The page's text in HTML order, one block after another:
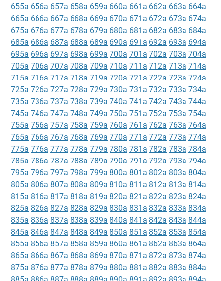
655a 656a 657a 658a 659a 660a 661a 662a 663a 664a
665a 666a 667a 668a 669a 670a 671a 672a 673a 674a
675a 676a 677a 678a 679a 680a 681a 682a 683a 684a
685a 686a 687a 688a 689a 690a 691a 692a 693a 694a
695a 696a 697a 698a 699a 700a 701a 702a 703a 704a
705a 706a 707a 708a 709a 710a 711a 712a 713a 714a
715a 716a 717a 718a 719a 720a 721a 722a 723a 724a
725a 726a 727a 728a 729a 730a 731a 732a 733a 734a
735a 736a 737a 738a 739a 740a 741a 742a 743a 744a
745a 746a 747a 748a 749a 750a 751a 752a 753a 754a
755a 756a 757a 758a 759a 760a 761a 762a 763a 764a
765a 766a 767a 768a 769a 770a 771a 772a 773a 774a
775a 776a 777a 778a 779a 780a 781a 782a 783a 784a
785a 786a 787a 788a 789a 790a 791a 792a 793a 794a
795a 796a 797a 798a 799a 800a 801a 802a 803a 804a
805a 806a 807a 808a 809a 810a 811a 812a 813a 814a
815a 816a 817a 818a 819a 820a 821a 822a 823a 824a
825a 826a 827a 828a 829a 830a 831a 832a 833a 834a
835a 836a 837a 838a 839a 840a 841a 842a 843a 844a
845a 846a 847a 848a 849a 850a 851a 852a 853a 854a
855a 856a 857a 858a 859a 860a 861a 862a 863a 864a
865a 866a 867a 868a 869a 870a 871a 872a 873a 874a
875a 876a 877a 878a 879a 880a 881a 882a 883a 884a